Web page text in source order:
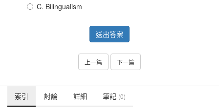
C. Bilingualism
送出答案
上一篇 下一篇
索引 討論 詳細 筆記 (0)